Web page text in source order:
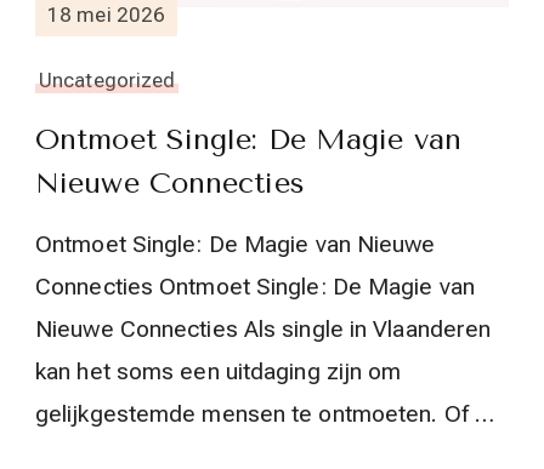
18 mei 2026
Uncategorized
Ontmoet Single: De Magie van
Nieuwe Connecties
Ontmoet Single: De Magie van Nieuwe
Connecties Ontmoet Single: De Magie van
Nieuwe Connecties Als single in Vlaanderen
kan het soms een uitdaging zijn om
gelijkgestemde mensen te ontmoeten. Of …